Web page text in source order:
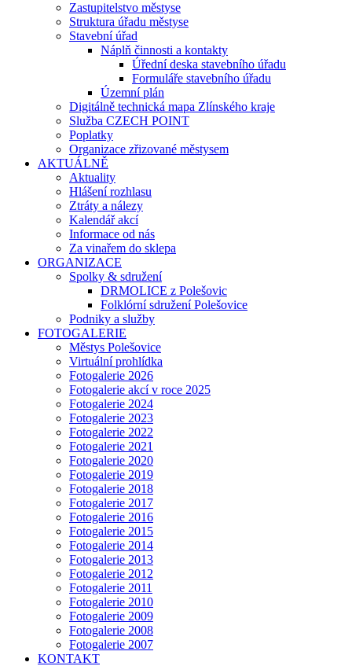
Zastupitelstvo městyse
Struktura úřadu městyse
Stavební úřad
Náplň činnosti a kontakty
Úřední deska stavebního úřadu
Formuláře stavebního úřadu
Územní plán
Digitálně technická mapa Zlínského kraje
Služba CZECH POINT
Poplatky
Organizace zřizované městysem
AKTUÁLNĚ
Aktuality
Hlášení rozhlasu
Ztráty a nálezy
Kalendář akcí
Informace od nás
Za vinařem do sklepa
ORGANIZACE
Spolky & sdružení
DRMOLICE z Polešovic
Folklórní sdružení Polešovice
Podniky a služby
FOTOGALERIE
Městys Polešovice
Virtuální prohlídka
Fotogalerie 2026
Fotogalerie akcí v roce 2025
Fotogalerie 2024
Fotogalerie 2023
Fotogalerie 2022
Fotogalerie 2021
Fotogalerie 2020
Fotogalerie 2019
Fotogalerie 2018
Fotogalerie 2017
Fotogalerie 2016
Fotogalerie 2015
Fotogalerie 2014
Fotogalerie 2013
Fotogalerie 2012
Fotogalerie 2011
Fotogalerie 2010
Fotogalerie 2009
Fotogalerie 2008
Fotogalerie 2007
KONTAKT